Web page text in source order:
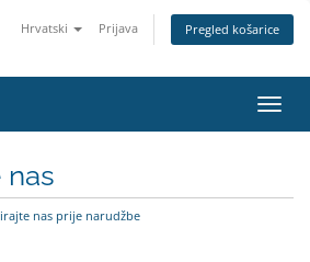
Hrvatski Prijava Pregled košarice
nas
nas prije narudžbe